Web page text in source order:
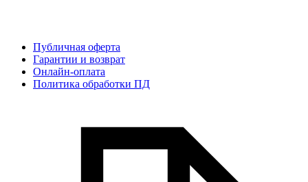
Публичная оферта
Гарантии и возврат
Онлайн-оплата
Политика обработки ПД